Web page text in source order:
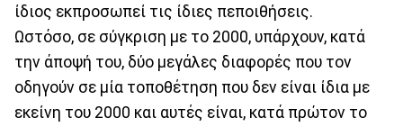
ίδιος εκπροσωπεί τις ίδιες πεποιθήσεις.
Ωστόσο, σε σύγκριση με το 2000, υπάρχουν, κατά
την άποψή του, δύο μεγάλες διαφορές που τον
οδηγούν σε μία τοποθέτηση που δεν είναι ίδια με
εκείνη του 2000 και αυτές είναι, κατά πρώτον το